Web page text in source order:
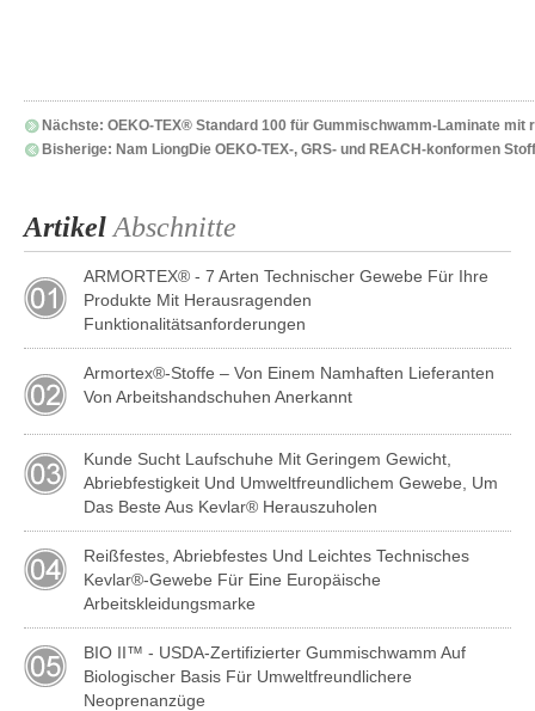
Nächste: OEKO-TEX® Standard 100 für Gummischwamm-Laminate mit
Bisherige: Nam LiongDie OEKO-TEX-, GRS- und REACH-konformen
Artikel Abschnitte
ARMORTEX® - 7 Arten Technischer Gewebe Für Ihre
Produkte Mit Herausragenden
Funktionalitätsanforderungen
Armortex®-Stoffe – Von Einem Namhaften Lieferanten
Von Arbeitshandschuhen Anerkannt
Kunde Sucht Laufschuhe Mit Geringem Gewicht,
Abriebfestigkeit Und Umweltfreundlichem Gewebe, Um
Das Beste Aus Kevlar® Herauszuholen
Reißfestes, Abriebfestes Und Leichtes Technisches
Kevlar®-Gewebe Für Eine Europäische
Arbeitskleidungsmarke
BIO II™ - USDA-Zertifizierter Gummischwamm Auf
Biologischer Basis Für Umweltfreundlichere
Neoprenanzüge